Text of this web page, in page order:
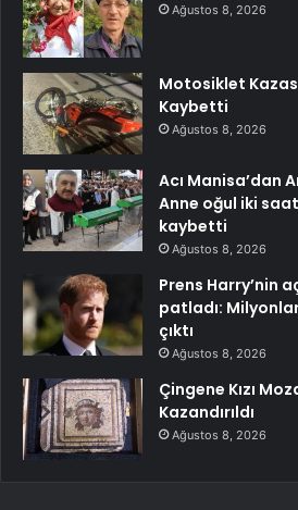
Ağustos 8, 2026
Motosiklet
Kaybetti
Ağustos 8, 2026
Acı Manisa’dan
Anne oğul iki
kaybetti
Ağustos 8, 2026
Prens Harry’nin
patladı:
çıktı
Ağustos 8, 2026
Çingene Kızı
Kazandırıldı
Ağustos 8, 2026